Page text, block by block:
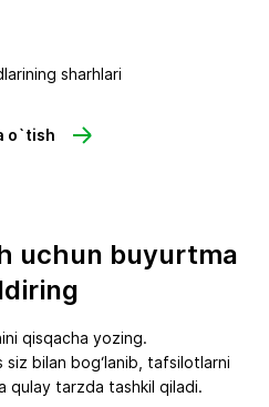
sharhlari
o`tish
uchun buyurtma
qisqacha yozing.
siz bilan bog‘lanib, tafsilotlarni
qulay tarzda tashkil qiladi.